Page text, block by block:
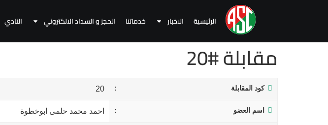
الرئيسية الاخبار خدماتنا الحجز و السداد الالكتروني النادي
مقابلة #20
كود المقابلة 20
اسم العضو احمد محمد حلمى ابوخطوة